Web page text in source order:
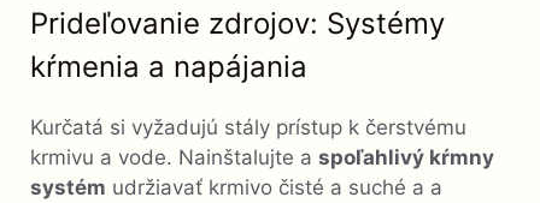
Prideľovanie zdrojov: Systémy
kŕmenia a napájania
Kurčatá si vyžadujú stály prístup k čerstvému ​​
krmivu a vode. Nainštalujte a spoľahlivý kŕmny
systém udržiavať krmivo čisté a suché a a